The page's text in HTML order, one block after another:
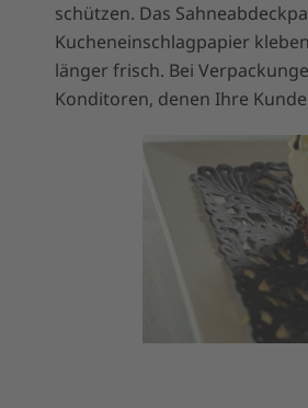
schützen. Das
Kucheneinschlagpapier
länger frisch. Bei
Konditoren, denen Ihre